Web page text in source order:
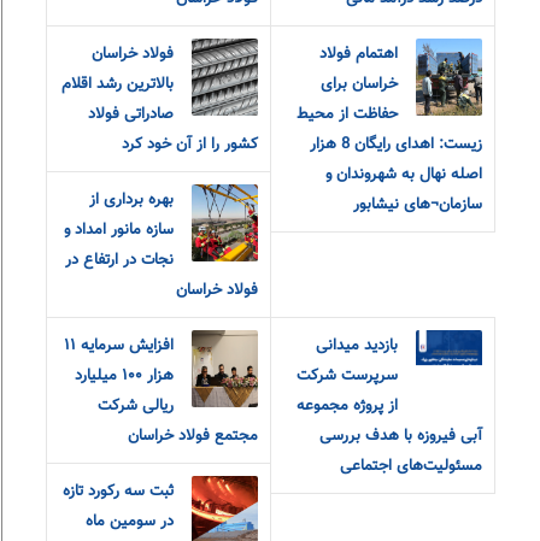
اهتمام فولاد
خراسان برای
حفاظت از محیط
زیست: اهدای رایگان 8 هزار
اصله نهال به شهروندان و
سازمان¬های نیشابور
فولاد خراسان
بالاترین رشد اقلام
صادراتی فولاد
کشور را از آن خود کرد
بهره برداری از
سازه مانور امداد و
نجات در ارتفاع در
فولاد خراسان
بازدید میدانی
سرپرست شرکت
از پروژه مجموعه
آبی فیروزه با هدف بررسی
مسئولیت‌های اجتماعی
افزایش سرمایه ۱۱
هزار ۱۰۰ میلیارد
ریالی شرکت
مجتمع فولاد خراسان
ثبت سه رکورد تازه
در سومین ماه